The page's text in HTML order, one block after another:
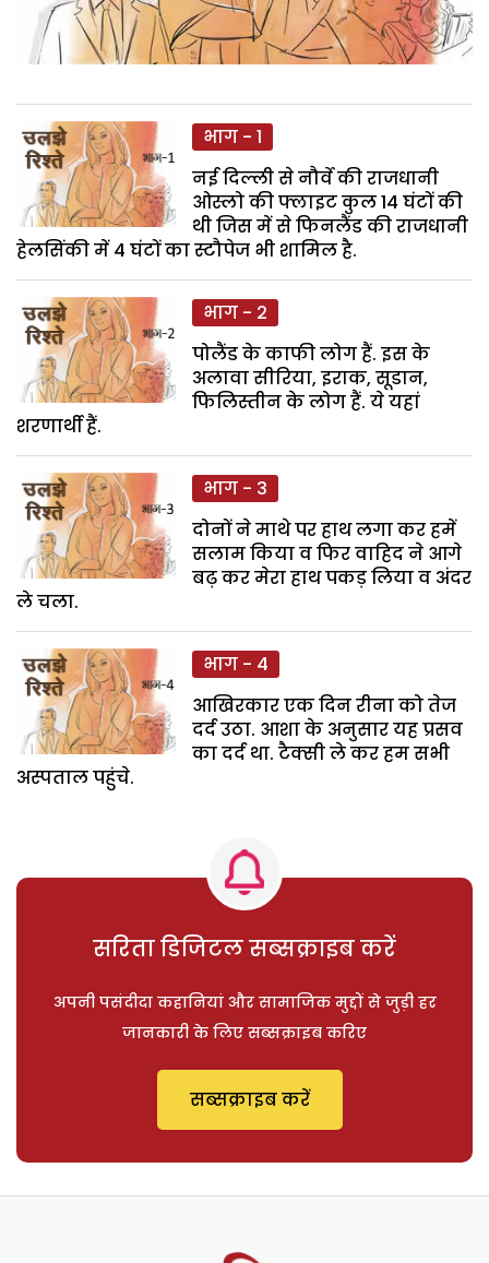
भाग - 1
नई दिल्ली से नौर्वे की राजधानी
ओस्लो की फ्लाइट कुल 14 घंटों की
थी जिस में से फिनलैंड की राजधानी
हेलसिंकी में 4 घंटों का स्टौपेज भी शामिल है.
भाग - 2
पोलैंड के काफी लोग हैं. इस के
अलावा सीरिया, इराक, सूडान,
फिलिस्तीन के लोग हैं. ये यहां
शरणार्थी हैं.
भाग - 3
दोनों ने माथे पर हाथ लगा कर हमें
सलाम किया व फिर वाहिद ने आगे
बढ़ कर मेरा हाथ पकड़ लिया व अंदर
ले चला.
भाग - 4
आखिरकार एक दिन रीना को तेज
दर्द उठा. आशा के अनुसार यह प्रसव
का दर्द था. टैक्सी ले कर हम सभी
अस्पताल पहुंचे.
सरिता डिजिटल सब्सक्राइब करें
अपनी पसंदीदा कहानियां और सामाजिक मुद्दों से जुड़ी हर
जानकारी के लिए सब्सक्राइब करिए
सब्सक्राइब करें